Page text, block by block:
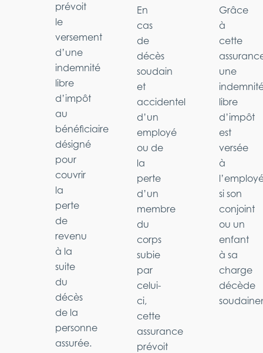
prévoit
le
versement
d’une
indemnité
libre
d’impôt
au
bénéficiaire
désigné
pour
couvrir
la
perte
de
revenu
à la
suite
du
décès
de la
personne
assurée.
En
cas
de
décès
soudain
et
accidentel
d’un
employé
ou de
la
perte
d’un
membre
du
corps
subie
par
celui-
ci,
cette
assurance
prévoit
Grâce
à
cette
une
libre
d’impôt
est
versée
à
si son
conjoint
ou un
enfant
à sa
charge
décède